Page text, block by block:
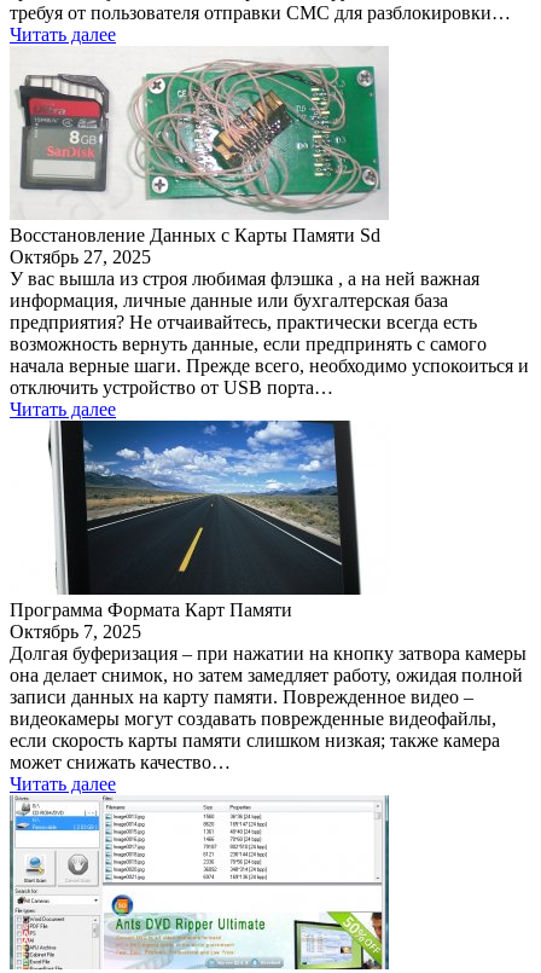
требуя от пользователя отправки СМС для разблокировки…
Читать далее
Восстановление Данных с Карты Памяти Sd
Октябрь 27, 2025
У вас вышла из строя любимая флэшка , а на ней важная
информация, личные данные или бухгалтерская база
предприятия? Не отчаивайтесь, практически всегда есть
возможность вернуть данные, если предпринять с самого
начала верные шаги. Прежде всего, необходимо успокоиться и
отключить устройство от USB порта…
Читать далее
Программа Формата Карт Памяти
Октябрь 7, 2025
Долгая буферизация – при нажатии на кнопку затвора камеры
она делает снимок, но затем замедляет работу, ожидая полной
записи данных на карту памяти. Поврежденное видео –
видеокамеры могут создавать поврежденные видеофайлы,
если скорость карты памяти слишком низкая; также камера
может снижать качество…
Читать далее